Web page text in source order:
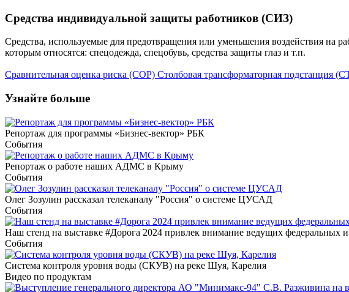
Средства индивидуальной защиты работников (СИЗ)
Средства, используемые для предотвращения или уменьшения воздействия на
которым относятся: спецодежда, спецобувь, средства защиты глаз и т.п.
Сравнительная оценка риска (СОР) Столбовая трансформаторная подстанция
Узнайте больше
Репортаж для программы «Бизнес-вектор» РБК
События
Репортаж о работе наших АДМС в Крыму
События
Олег Зозулин рассказал телеканалу "Россия" о системе ЦУСАД
События
Наш стенд на выставке #Дорога 2024 привлек внимание ведущих
События
Система контроля уровня воды (СКУВ) на реке Шуя, Карелия
Видео по продуктам